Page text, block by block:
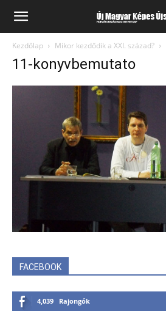
Kezdőlap Mikor kezdődik a XXI. század?
11-konyvbemutato
FACEBOOK
4,039 Rajongók